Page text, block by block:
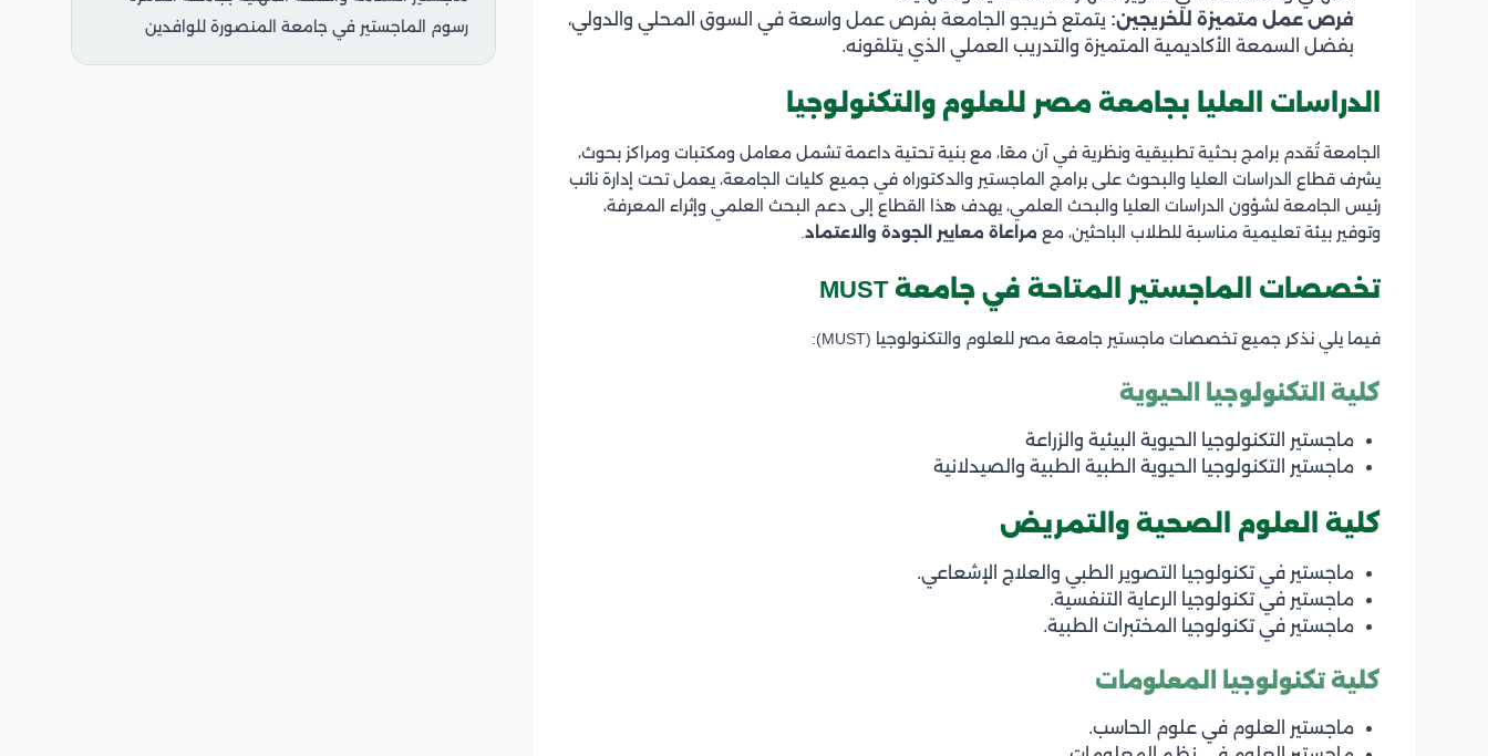
فرص عمل متميزة للخريجين: يتمتع خريجو الجامعة بفرص عمل واسعة في السوق المحلي والدولي،
بفضل السمعة الأكاديمية المتميزة والتدريب العملي الذي يتلقونه.
الدراسات العليا بجامعة مصر للعلوم والتكنولوجيا
الجامعة تُقدم برامج بحثية تطبيقية ونظرية في آن معًا، مع بنية تحتية داعمة تشمل معامل ومكتبات ومراكز بحوث،
يشرف قطاع الدراسات العليا والبحوث على برامج الماجستير والدكتوراه في جميع كليات الجامعة، يعمل تحت إدارة نائب
رئيس الجامعة لشؤون الدراسات العليا والبحث العلمي، يهدف هذا القطاع إلى دعم البحث العلمي وإثراء المعرفة،
وتوفير بيئة تعليمية مناسبة للطلاب الباحثين، مع مراعاة معايير الجودة والاعتماد
تخصصات الماجستير المتاحة في جامعة MUST
فيما يلي نذكر جميع تخصصات ماجستير جامعة مصر للعلوم والتكنولوجيا (MUST):
كلية التكنولوجيا الحيوية
ماجستير التكنولوجيا الحيوية البيئية والزراعة
ماجستير التكنولوجيا الحيوية الطبية الطبية والصيدلانية
كلية العلوم الصحية والتمريض
ماجستير في تكنولوجيا التصوير الطبي والعلاج الإشعاعي.
ماجستير في تكنولوجيا الرعاية التنفسية.
ماجستير في تكنولوجيا المختبرات الطبية.
كلية تكنولوجيا المعلومات
ماجستير العلوم في علوم الحاسب.
رسوم الماجستير في جامعة المنصورة للوافدين